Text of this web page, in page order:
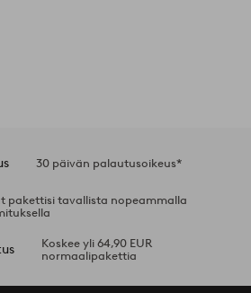
30 päivän palautusoikeus*
pakettisi tavallista nopeammalla
Koskee yli 64,90 EUR
normaalipakettia